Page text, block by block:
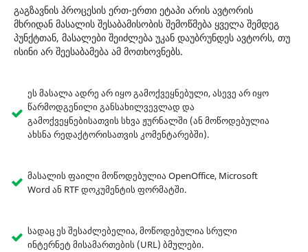
გაგზავნის პროცესის ერთ-ერთი ეტაპი არის ავტორის
მხრიდან მასალის შესაბამისობის შემოწმება ყველა შემდეგ
პუნქტთან, მასალები შეიძლება უკან დაუბრუნდეს ავტორს, თუ
ისინი არ შეესაბამება ამ მოთხოვნებს.
ეს მასალა ადრე არ იყო გამოქვეყნებული, ასევე არ იყო
წარმოდგენილი განსახილვევლად და
გამოქვეყნებისათვის სხვა ჟურნალში (ან მოწოდებულია
ახსნა რედაქტორისათვის კომენტარებში).
მასალის ფაილი მოწოდებულია OpenOffice, Microsoft
Word ან RTF დოკუმენტის ფორმატში.
სადაც ეს შესაძლებელია, მოწოდებულია სრული
ინტერნეტ მისამართების (URL) ბმულები.